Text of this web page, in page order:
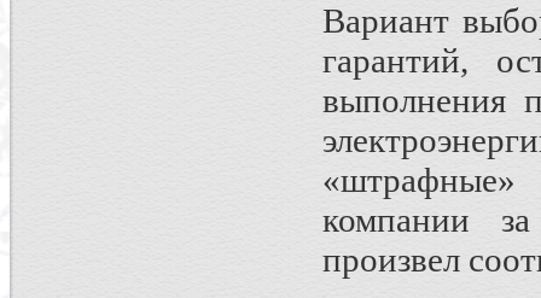
Вариант
гарантий,
выполнения
компании
произвел